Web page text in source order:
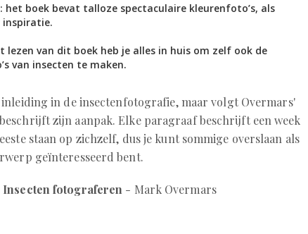
het boek bevat talloze spectaculaire kleurenfoto’s, als
inspiratie.
lezen van dit boek heb je alles in huis om zelf ook de
van insecten te maken.
inleiding in de insectenfotografie, maar volgt Overmars'
zijn aanpak. Elke paragraaf beschrijft een week
staan op zichzelf, dus je kunt sommige overslaan als
geïnteresseerd bent.
fotograferen - Mark Overmars